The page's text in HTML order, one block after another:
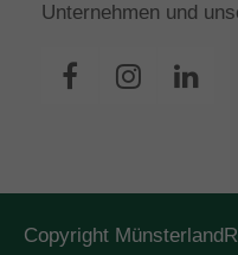
Unternehmen und
Copyright